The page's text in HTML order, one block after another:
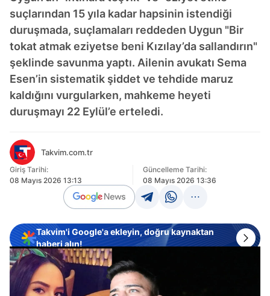
suçlarından 15 yıla kadar hapsinin istendiği
duruşmada, suçlamaları reddeden Uygun "Bir
tokat atmak eziyetse beni Kızılay’da sallandırın"
şeklinde savunma yaptı. Ailenin avukatı Sema
Esen’in sistematik şiddet ve tehdide maruz
kaldığını vurgularken, mahkeme heyeti
duruşmayı 22 Eylül’e erteledi.
Takvim.com.tr
Giriş Tarihi:
08 Mayıs 2026 13:13
Güncelleme Tarihi:
08 Mayıs 2026 13:36
Takvim'i Google'a ekleyin, doğru kaynaktan
haberi alın!